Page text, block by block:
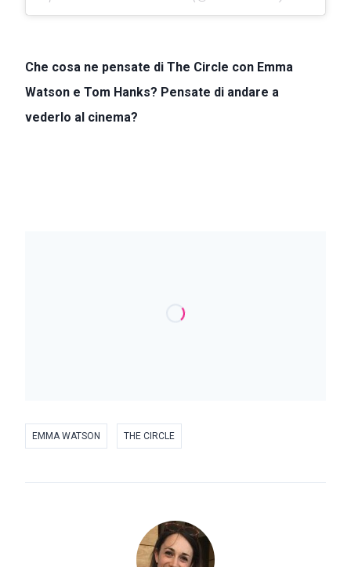
Che cosa ne pensate di The Circle con Emma
Watson e Tom Hanks? Pensate di andare a
vederlo al cinema?
EMMA WATSON THE CIRCLE